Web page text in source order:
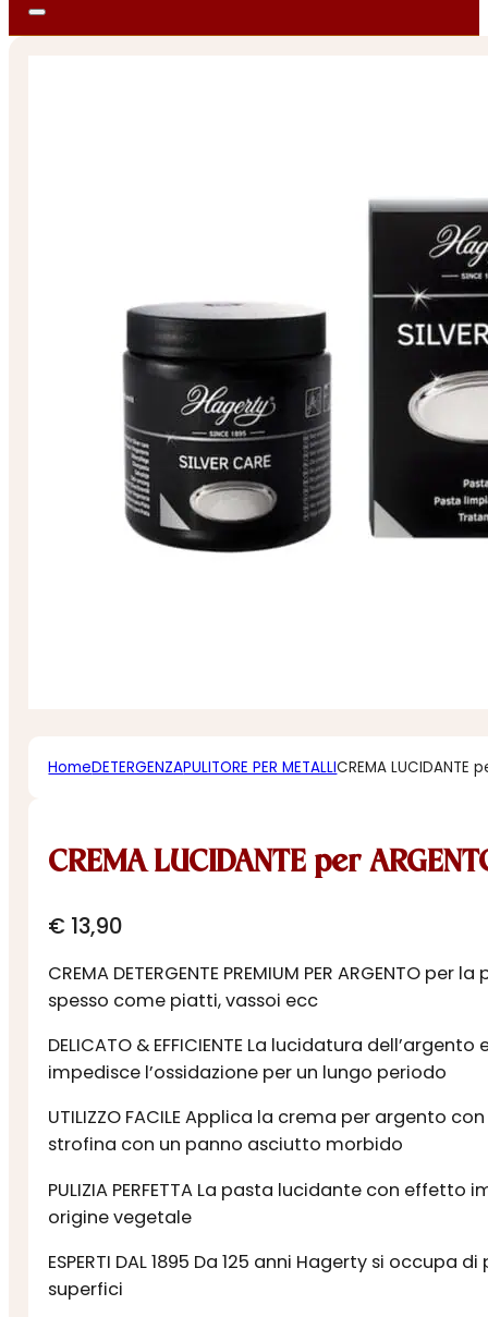
HomeDETERGENZAPULITORE PER METALLICREMA LUCIDANTE
CREMA LUCIDANTE per
€ 13,90
CREMA DETERGENTE PREMIUM PER
spesso come piatti, vassoi ecc
DELICATO & EFFICIENTE La lucidatura
impedisce l’ossidazione per un lungo periodo
UTILIZZO FACILE Applica la crema per argento
strofina con un panno asciutto morbido
PULIZIA PERFETTA La pasta lucidante con
origine vegetale
ESPERTI DAL 1895 Da 125 anni Hagerty si
superfici